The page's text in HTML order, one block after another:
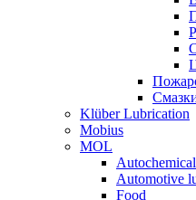
Klüber Lubrication
Mobius
MOL
Automotive
Food